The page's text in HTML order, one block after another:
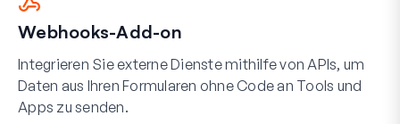
Webhooks-Add-on
Integrieren Sie externe Dienste mithilfe von APIs, um
Daten aus Ihren Formularen ohne Code an Tools und
Apps zu senden.